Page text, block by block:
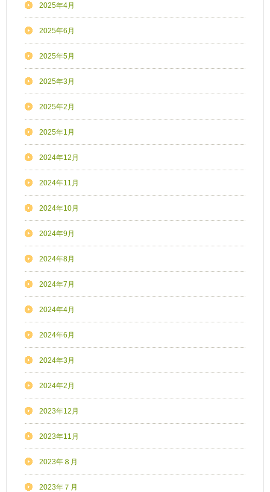
2025年4月
2025年6月
2025年5月
2025年3月
2025年2月
2025年1月
2024年12月
2024年11月
2024年10月
2024年9月
2024年8月
2024年7月
2024年4月
2024年6月
2024年3月
2024年2月
2023年12月
2023年11月
2023年８月
2023年７月